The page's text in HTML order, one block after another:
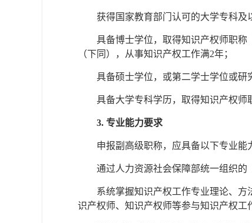
获得国家教育部门认可的大学专科及
具备博士学位，取得知识产权师职称
（下同），从事知识产权工作满2年；
具备硕士学位，或第二学士学位或研
具备大学专科学历，取得知识产权师
3. 专业能力要求
申报副高级职称，应具备以下专业能
通过人力资源社会保障部统一组织的
系统掌握知识产权工作专业理论、
识产权师、知识产权师等参与知识产权工